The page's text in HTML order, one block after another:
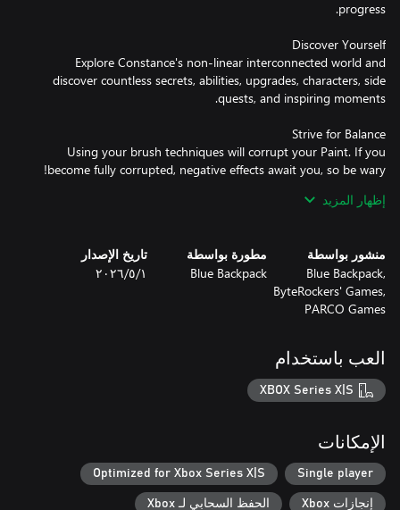
Explore Constance's non-linear interconnected world and
discover countless secrets, abilities, upgrades, characters, side
Using your brush techniques will corrupt your Paint. If you
capabilities. By gathering materials, you can upgrade your
to persevere through the challenge, at a price? Or do you return
health journey, with each colorful biome and its unique set of
enemies and characters representing different aspects of her
إظهار المزيد
منشور بواسطة
Blue Backpack,
ByteRockers' Games,
PARCO Games
مطورة بواسطة
Blue Backpack
تاريخ الإصدار
١‏/٥‏/٢٠٢٦
العب باستخدام
XBOX Series X|S
الإمكانات
Single player
Optimized for Xbox Series X|S
إنجازات Xbox الحفظ السحابي لـ Xbox